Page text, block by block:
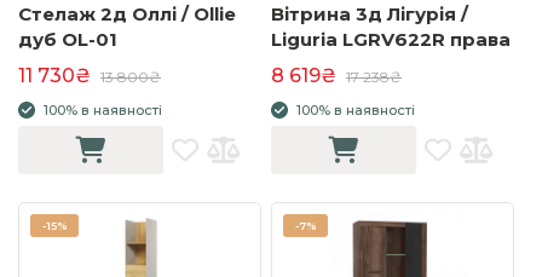
Стелаж 2д Оллі / Ollie
дуб OL-01
11 730₴ 13 800₴
100% в наявності
Вітрина 3д Лігурія /
Liguria LGRV622R права
8 619₴ 17 238₴
100% в наявності
-15% -7%